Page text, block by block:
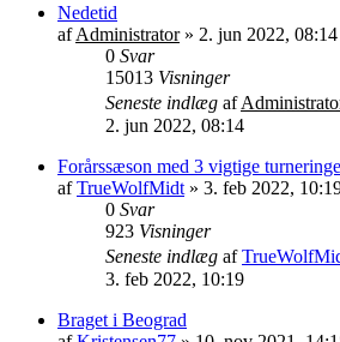
Nedetid
afAdministrator» 2. jun 2022, 08:14
0 Svar
15013 Visninger
Seneste indlæg af
2. jun 2022, 08:14
Forårssæson med 3 vigtige
afTrueWolfMidt » 3. feb 2022,
0 Svar
923 Visninger
Seneste indlæg af
3. feb 2022, 10:19
Braget i Beograd